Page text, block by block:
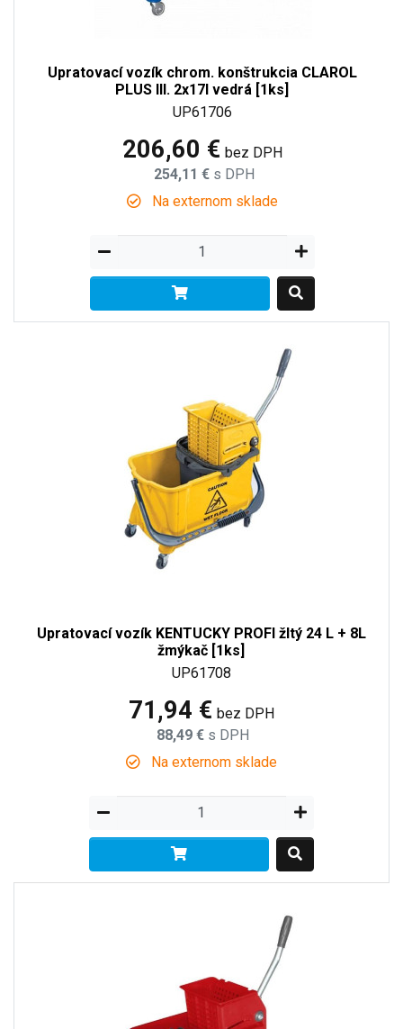
Upratovací vozík chrom. konštrukcia CLAROL
PLUS III. 2x17l vedrá [1ks]
UP61706
206,60 € bez DPH
254,11 € s DPH
Na externom sklade
Upratovací vozík KENTUCKY PROFI žltý 24 L + 8L
žmýkač [1ks]
UP61708
71,94 € bez DPH
88,49 € s DPH
Na externom sklade